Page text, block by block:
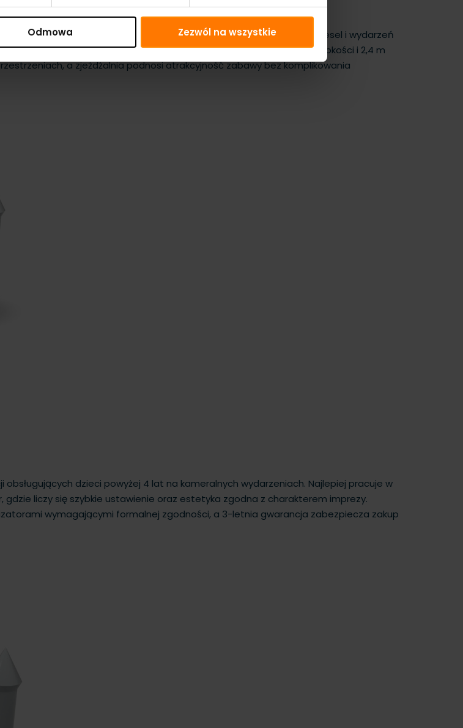
Odmowa Zezwól na wszystkie
na strefę dziecięcą jest ograniczone. Biały motyw pasuje do wesel i wydarzeń
sali, namiotu lub ogrodu. Przy wymiarach 3,6 m długości, 3 m szerokości i 2,4 m
a zjeżdżalnia podnosi atrakcyjność zabawy bez komplikowania
dzieci powyżej 4 lat na kameralnych wydarzeniach. Najlepiej pracuje w
liczy się szybkie ustawienie oraz estetyka zgodna z charakterem imprezy.
wymagającymi formalnej zgodności, a 3-letnia gwarancja zabezpiecza zakup